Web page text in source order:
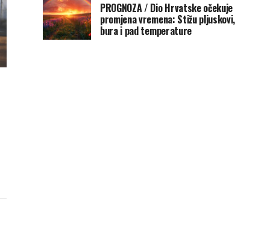
PROGNOZA / Dio Hrvatske očekuje
promjena vremena: Stižu pljuskovi,
bura i pad temperature